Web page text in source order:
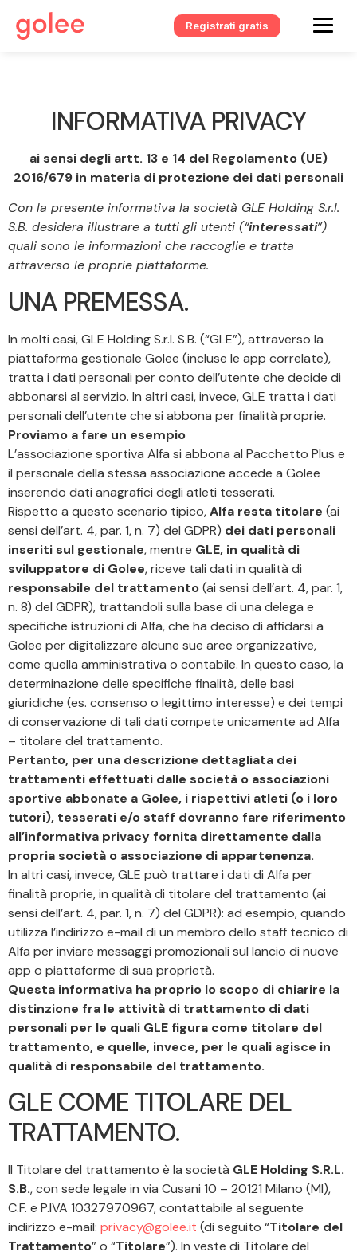
Registrati gratis
INFORMATIVA PRIVACY
ai sensi degli artt. 13 e 14 del Regolamento (UE)
2016/679 in materia di protezione dei dati personali
Con la presente informativa la società GLE Holding S.r.l.
S.B. desidera illustrare a tutti gli utenti (“interessati”)
quali sono le informazioni che raccoglie e tratta
attraverso le proprie piattaforme.
UNA PREMESSA.
In molti casi, GLE Holding S.r.l. S.B. (“GLE”), attraverso la
piattaforma gestionale Golee (incluse le app correlate),
tratta i dati personali per conto dell’utente che decide di
abbonarsi al servizio. In altri casi, invece, GLE tratta i dati
personali dell’utente che si abbona per finalità proprie.
Proviamo a fare un esempio
L’associazione sportiva Alfa si abbona al Pacchetto Plus e
il personale della stessa associazione accede a Golee
inserendo dati anagrafici degli atleti tesserati.
Rispetto a questo scenario tipico,Alfa resta titolare (ai
sensi dell’art. 4, par. 1, n. 7) del GDPR) dei dati personali
inseriti sul gestionale, mentre GLE, in qualità di
sviluppatore di Golee, riceve tali dati in qualità di
responsabile del trattamento(ai sensi dell’art. 4, par. 1,
n. 8) del GDPR), trattandoli sulla base di una delega e
specifiche istruzioni di Alfa, che ha deciso di affidarsi a
Golee per digitalizzare alcune sue aree organizzative,
come quella amministrativa o contabile. In questo caso, la
determinazione delle specifiche finalità, delle basi
giuridiche (es. consenso o legittimo interesse) e dei tempi
di conservazione di tali dati compete unicamente ad Alfa
– titolare del trattamento.
Pertanto, per una descrizione dettagliata dei
trattamenti effettuati dalle società o associazioni
sportive abbonate a Golee, i rispettivi atleti (o i loro
tutori), tesserati e/o staff dovranno fare riferimento
all’informativa privacy fornita direttamente dalla
propria società o associazione di appartenenza.
In altri casi, invece, GLE può trattare i dati di Alfa per
finalità proprie, in qualità di titolare del trattamento (ai
sensi dell’art. 4, par. 1, n. 7) del GDPR): ad esempio, quando
utilizza l’indirizzo e-mail di un membro dello staff tecnico di
Alfa per inviare messaggi promozionali sul lancio di nuove
app o piattaforme di sua proprietà.
Questa informativa ha proprio lo scopo di chiarire la
distinzione fra le attività di trattamento di dati
personali per le quali GLE figura come titolare del
trattamento, e quelle, invece, per le quali agisce in
qualità di responsabile del trattamento.
GLE COME TITOLARE DEL
TRATTAMENTO.
Il Titolare del trattamento è la società GLE Holding S.R.L.
S.B., con sede legale in via Cusani 10 – 20121 Milano (MI),
C.F. e P.IVA 10327970967, contattabile al seguente
indirizzo e-mail: privacy@golee.it (di seguito “Titolare del
Trattamento” o “Titolare”). In veste di Titolare del